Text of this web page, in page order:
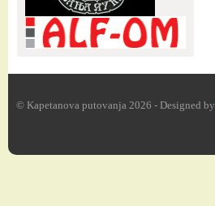
© Kapetanova putovanja 2026 - Designed by